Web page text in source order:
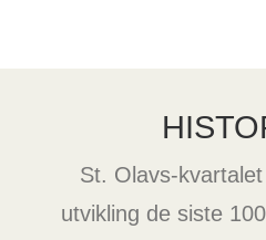
St. Olavs-
utvikling de siste